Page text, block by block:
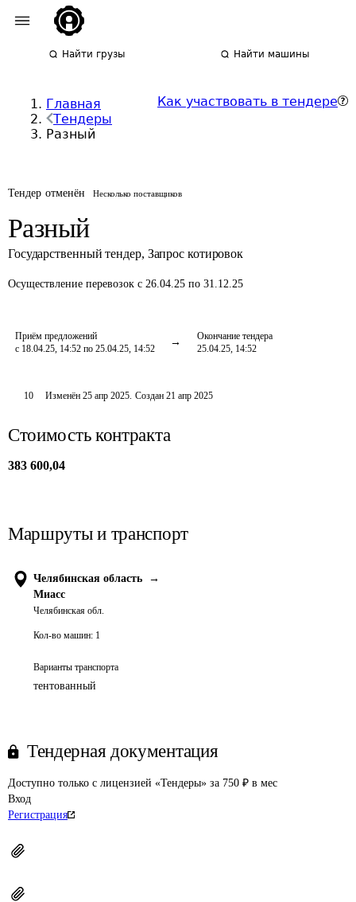
Найти грузы Найти машины
Главная
Тендеры
Разный
Как участвовать в тендере
Тендер отменён Несколько поставщиков
Разный
Государственный тендер, Запрос котировок
Осуществление перевозок с 26.04.25 по 31.12.25
Приём предложений
с 18.04.25, 14:52 по 25.04.25, 14:52
Окончание тендера
25.04.25, 14:52
10 Изменён25 апр 2025. Создан 21 апр 2025
Стоимость контракта
383 600,04
Маршруты и транспорт
Челябинская область
→
Миасс
Челябинская обл.
Кол-во машин: 1
Варианты транспорта
тентованный
Тендерная документация
Доступно только с лицензией «Тендеры» за 750 ₽ в мес
Вход
Регистрация